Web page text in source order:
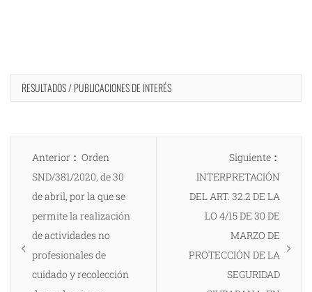
RESULTADOS / PUBLICACIONES DE INTERÉS
Navegación
entradas
Anterior
Entrada
anterior:
Orden
SND/381/2020, de 30
de abril, por la que se
permite la realización
de actividades no
profesionales de
cuidado y recolección
Siguiente
INTERPRETACIÓN
DEL ART. 32.2 DE LA
LO 4/15 DE 30 DE
MARZO DE
PROTECCIÓN DE LA
SEGURIDAD